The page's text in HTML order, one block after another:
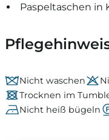
Paspeltaschen in
Nicht waschen
Trocknen im
Nicht heiß bügeln